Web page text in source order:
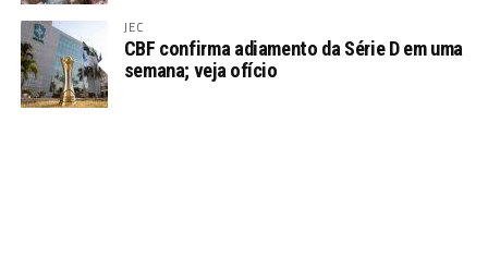
JEC
CBF confirma adiamento da Série D em uma
semana; veja ofício